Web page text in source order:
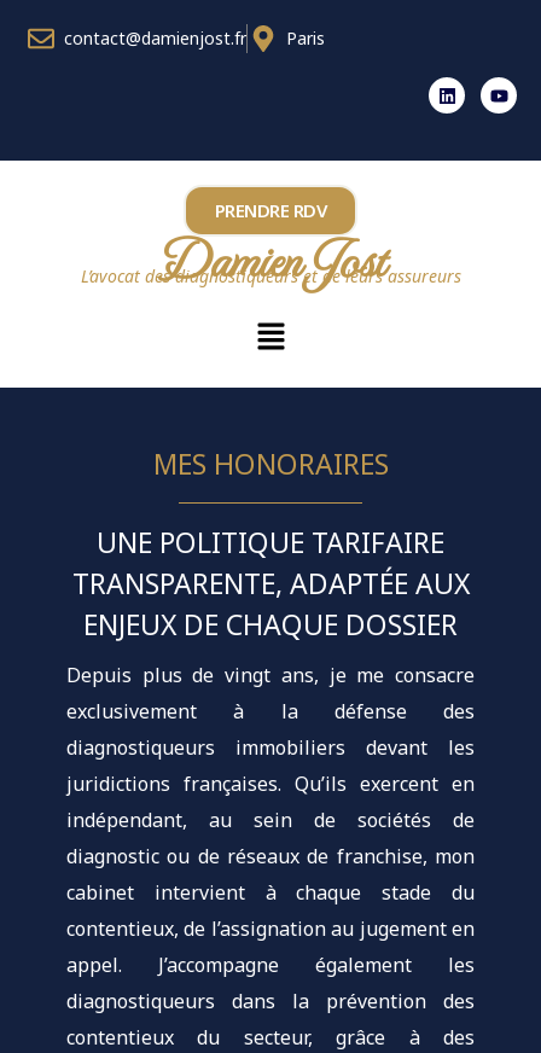
contact@damienjost.fr Paris
PRENDRE RDV
Damien Jost
L’avocat des diagnostiqueurs et de leurs assureurs
MES HONORAIRES
UNE POLITIQUE TARIFAIRE
TRANSPARENTE, ADAPTÉE AUX
ENJEUX DE CHAQUE DOSSIER
Depuis plus de vingt ans, je me consacre
exclusivement à la défense des
diagnostiqueurs immobiliers devant les
juridictions françaises. Qu’ils exercent en
indépendant, au sein de sociétés de
diagnostic ou de réseaux de franchise, mon
cabinet intervient à chaque stade du
contentieux, de l’assignation au jugement en
appel. J’accompagne également les
diagnostiqueurs dans la prévention des
contentieux du secteur, grâce à des